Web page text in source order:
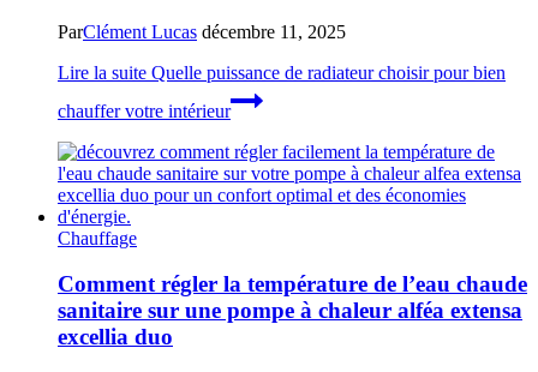
ParClément Lucas décembre 11, 2025
Lire la suite Quelle puissance de radiateur choisir pour bien
chauffer votre intérieur
Chauffage
Comment régler la température de l’eau chaude
sanitaire sur une pompe à chaleur alféa extensa
excellia duo